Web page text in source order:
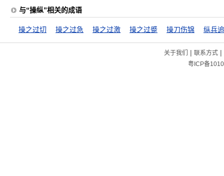
与“操纵”相关的成语
操之过切 操之过急 操之过激 操之过蹙 操刀伤锦 纵兵
关于我们 | 联系方式|
粤ICP备